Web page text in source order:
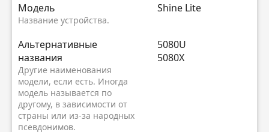
Модель
Название устройства.
Shine Lite
Альтернативные
названия
Другие наименования
модели, если есть. Иногда
модель называется по
другому, в зависимости от
страны или из-за народных
псевдонимов.
5080U
5080X